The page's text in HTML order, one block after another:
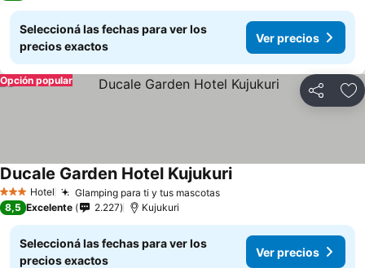
Seleccioná las fechas para ver los
precios exactos
Ver precios
Compartir
Opción popular
3 Estrellas
Hotel Glamping para ti y tus mascotas
Ducale Garden Hotel Kujukuri
8,5 Excelente 2.227 Kujukuri
Seleccioná las fechas para ver los
precios exactos
Ver precios